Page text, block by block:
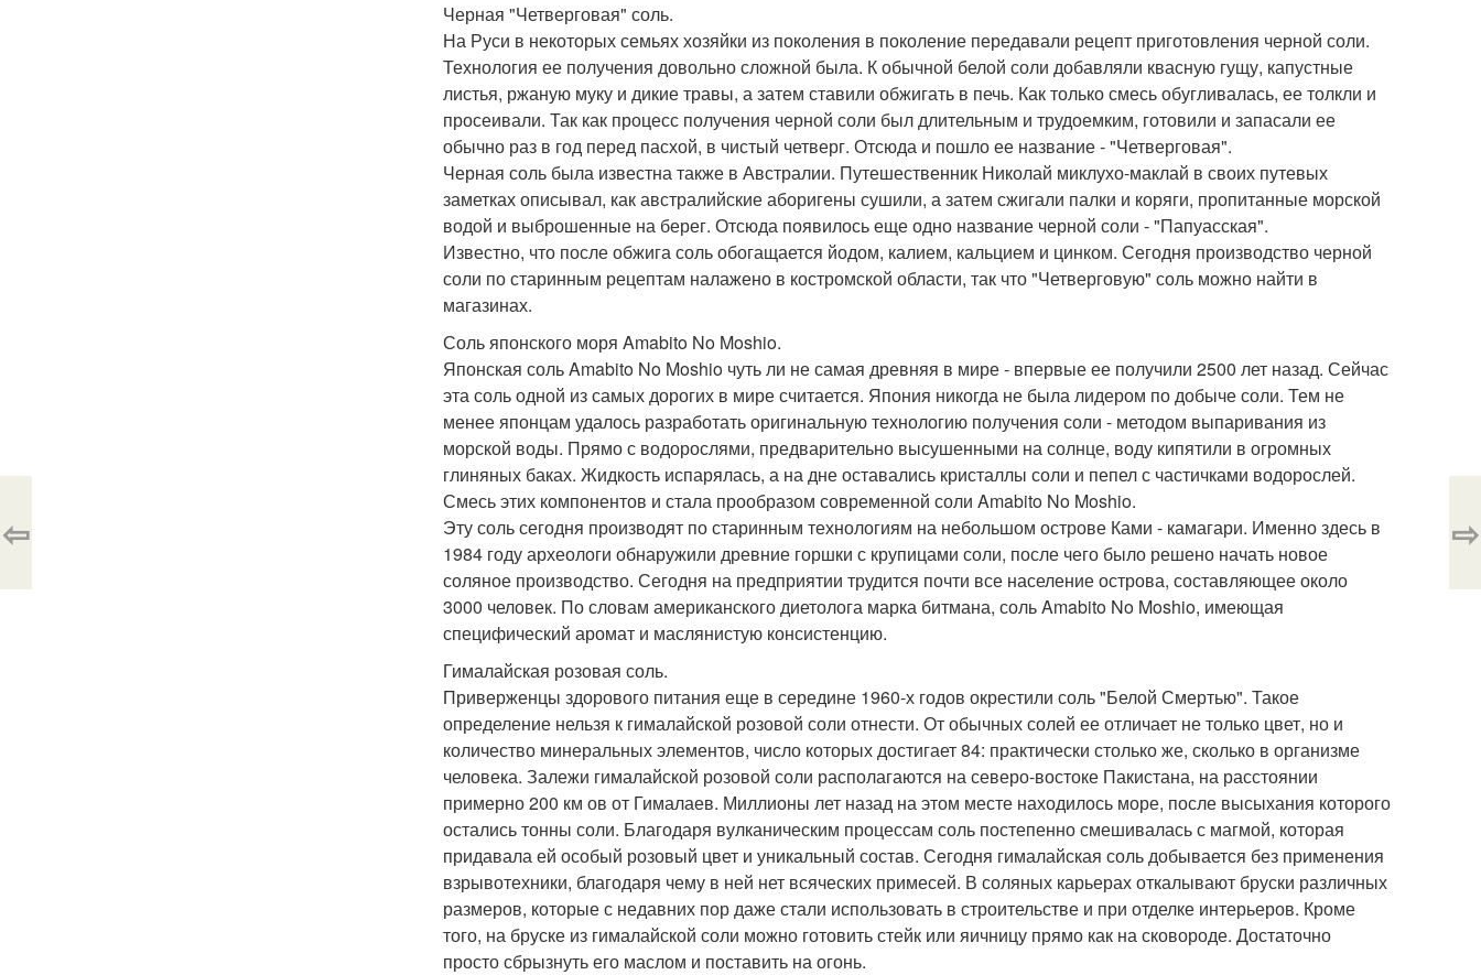
Черная "Четверговая" соль.
На Руси в некоторых семьях хозяйки из поколения в поколение передавали рецепт приготовления черной соли.
Технология ее получения довольно сложной была. К обычной белой соли добавляли квасную гущу, капустные
листья, ржаную муку и дикие травы, а затем ставили обжигать в печь. Как только смесь обугливалась, ее толкли и
просеивали. Так как процесс получения черной соли был длительным и трудоемким, готовили и запасали ее
обычно раз в год перед пасхой, в чистый четверг. Отсюда и пошло ее название - "Четверговая".
Черная соль была известна также в Австралии. Путешественник Николай миклухо-маклай в своих путевых
заметках описывал, как австралийские аборигены сушили, а затем сжигали палки и коряги, пропитанные морской
водой и выброшенные на берег. Отсюда появилось еще одно название черной соли - "Папуасская".
Известно, что после обжига соль обогащается йодом, калием, кальцием и цинком. Сегодня производство черной
соли по старинным рецептам налажено в костромской области, так что "Четверговую" соль можно найти в
магазинах.
Соль японского моря Amabito No Moshio.
Японская соль Amabito No Moshio чуть ли не самая древняя в мире - впервые ее получили 2500 лет назад. Сейчас
эта соль одной из самых дорогих в мире считается. Япония никогда не была лидером по добыче соли. Тем не
менее японцам удалось разработать оригинальную технологию получения соли - методом выпаривания из
морской воды. Прямо с водорослями, предварительно высушенными на солнце, воду кипятили в огромных
глиняных баках. Жидкость испарялась, а на дне оставались кристаллы соли и пепел с частичками водорослей.
Смесь этих компонентов и стала прообразом современной соли Amabito No Moshio.
Эту соль сегодня производят по старинным технологиям на небольшом острове Ками - камагари. Именно здесь в
1984 году археологи обнаружили древние горшки с крупицами соли, после чего было решено начать новое
соляное производство. Сегодня на предприятии трудится почти все население острова, составляющее около
3000 человек. По словам американского диетолога марка битмана, соль Amabito No Moshio, имеющая
специфический аромат и маслянистую консистенцию.
Гималайская розовая соль.
Приверженцы здорового питания еще в середине 1960-х годов окрестили соль "Белой Смертью". Такое
определение нельзя к гималайской розовой соли отнести. От обычных солей ее отличает не только цвет, но и
количество минеральных элементов, число которых достигает 84: практически столько же, сколько в организме
человека. Залежи гималайской розовой соли располагаются на северо-востоке Пакистана, на расстоянии
примерно 200 км ов от Гималаев. Миллионы лет назад на этом месте находилось море, после высыхания которого
остались тонны соли. Благодаря вулканическим процессам соль постепенно смешивалась с магмой, которая
придавала ей особый розовый цвет и уникальный состав. Сегодня гималайская соль добывается без применения
взрывотехники, благодаря чему в ней нет всяческих примесей. В соляных карьерах откалывают бруски различных
размеров, которые с недавних пор даже стали использовать в строительстве и при отделке интерьеров. Кроме
того, на бруске из гималайской соли можно готовить стейк или яичницу прямо как на сковороде. Достаточно
просто сбрызнуть его маслом и поставить на огонь.
⇦ ⇨